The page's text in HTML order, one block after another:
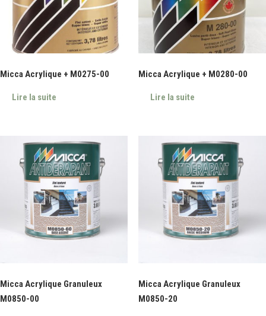
Micca Acrylique + M0275-00
Lire la suite
Micca Acrylique + M0280-00
Lire la suite
Micca Acrylique Granuleux
M0850-00
Micca Acrylique Granuleux
M0850-20